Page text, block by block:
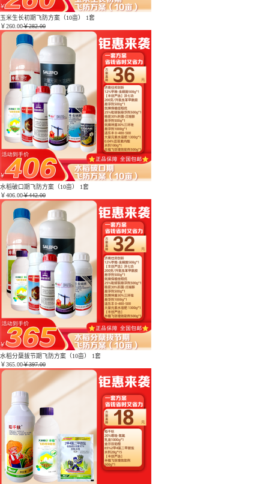
玉米生长初期飞防方案（10亩） 1套
￥260.00￥282.00
水稻破口期飞防方案（10亩） 1套
￥406.00￥442.00
水稻分蘖拔节期飞防方案（10亩） 1套
￥365.00￥397.00